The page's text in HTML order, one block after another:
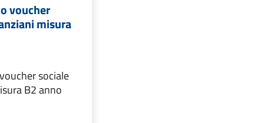
voucher
misura
sociale
B2 anno